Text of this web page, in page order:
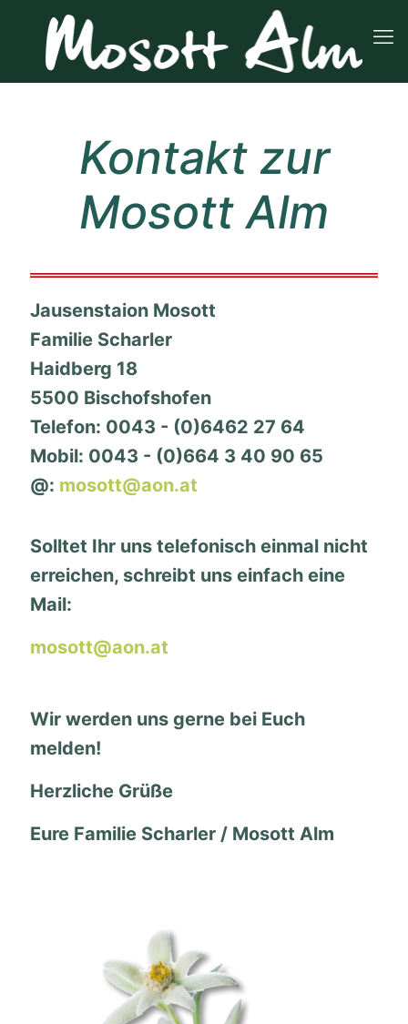
Kontakt zur
Mosott Alm
Jausenstaion Mosott
Familie Scharler
Haidberg 18
5500 Bischofshofen
Telefon: 0043 - (0)6462 27 64
Mobil: 0043 - (0)664 3 40 90 65
@: mosott@aon.at
Solltet Ihr uns telefonisch einmal nicht
erreichen, schreibt uns einfach eine
Mail:
mosott@aon.at
Wir werden uns gerne bei Euch
melden!
Herzliche Grüße
Eure Familie Scharler / Mosott Alm